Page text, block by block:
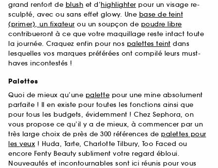
grand renfort de blush et d’highlighter pour un visage re-
sculpté, avec ou sans effet glowy. Une base de teint
(primer), un fixateur ou un soupçon de poudre libre
contribueront à ce que votre maquillage reste intact toute
la journée. Craquez enfin pour nos palettes teint dans
lesquelles vos marques préférées ont compilé leurs must-
haves incontestés !
Palettes
Quoi de mieux qu’une palette pour une mine absolument
parfaite ! Il en existe pour toutes les fonctions ainsi que
pour tous les budgets, évidemment ! Chez Sephora, on
vous propose ce qu’il y a de mieux, à commencer par un
très large choix de près de 300 références de palettes pour
les yeux ! Huda, Tarte, Charlotte Tilbury, Too Faced ou
encore Fenty Beauty subliment votre regard ébloui.
Nouveautés et incontournables sont ici réunis pour vous